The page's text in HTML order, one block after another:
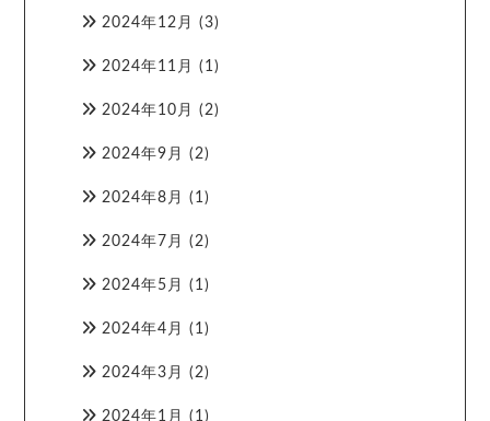
2024年12月 (3)
2024年11月 (1)
2024年10月 (2)
2024年9月 (2)
2024年8月 (1)
2024年7月 (2)
2024年5月 (1)
2024年4月 (1)
2024年3月 (2)
2024年1月 (1)